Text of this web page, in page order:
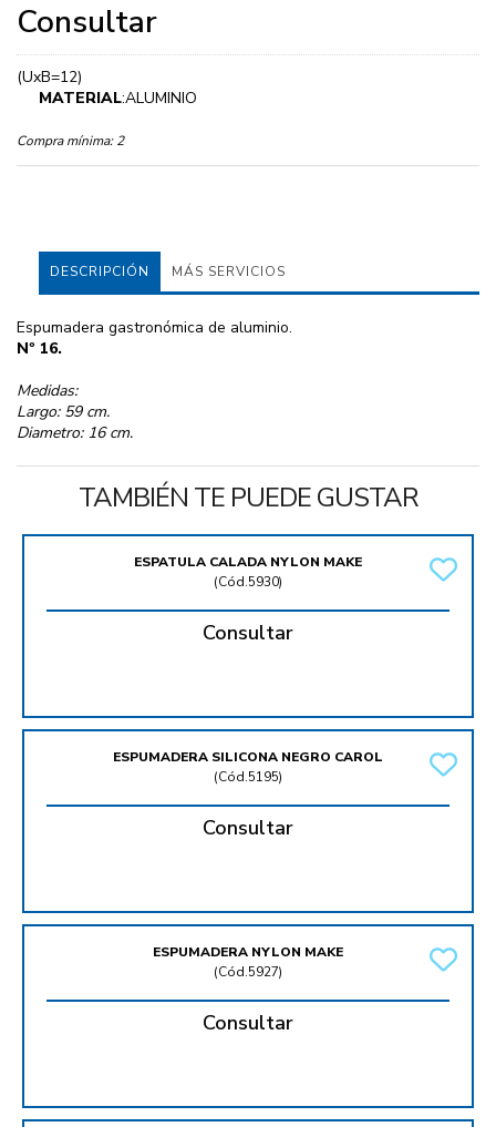
Consultar
(UxB=12)
MATERIAL:ALUMINIO
Compra mínima: 2
DESCRIPCIÓN MÁS SERVICIOS
Espumadera gastronómica de aluminio.
Nº 16.
Medidas:
Largo: 59 cm.
Diametro: 16 cm.
TAMBIÉN TE PUEDE GUSTAR
ESPATULA CALADA NYLON MAKE
(Cód.5930)
Consultar
ESPUMADERA SILICONA NEGRO CAROL
(Cód.5195)
Consultar
ESPUMADERA NYLON MAKE
(Cód.5927)
Consultar